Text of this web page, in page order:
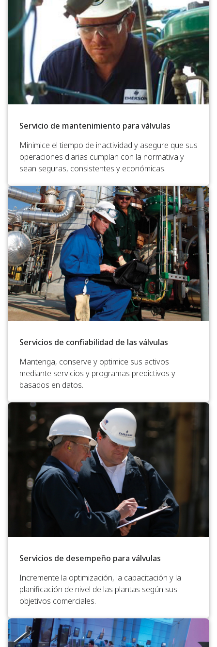
Servicio de mantenimiento para válvulas
Minimice el tiempo de inactividad y asegure que sus
operaciones diarias cumplan con la normativa y
sean seguras, consistentes y económicas.
Servicios de confiabilidad de las válvulas
Mantenga, conserve y optimice sus activos
mediante servicios y programas predictivos y
basados en datos.
Servicios de desempeño para válvulas
Incremente la optimización, la capacitación y la
planificación de nivel de las plantas según sus
objetivos comerciales.